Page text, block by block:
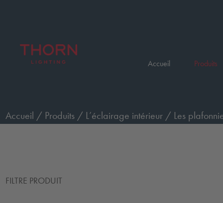
Accueil Produits
Accueil / Produits / L’éclairage intérieur / Les
FILTRE PRODUIT